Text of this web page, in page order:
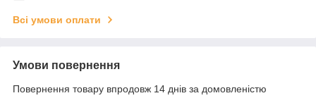
Всі умови оплати
Умови повернення
Повернення товару впродовж 14 днів за домовленістю